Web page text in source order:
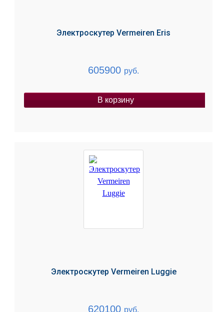
Электроскутер Vermeiren Eris
605900 руб.
В корзину
Электроскутер Vermeiren Luggie
620100 руб.